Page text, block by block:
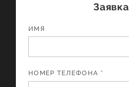
Заявка
ИМЯ
НОМЕР ТЕЛЕФОНА *